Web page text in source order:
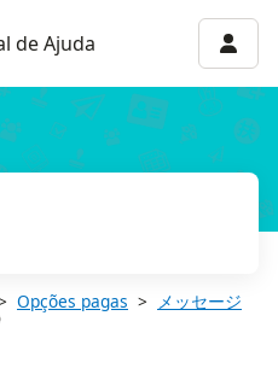
de Ajuda
Opções pagas メッセージ